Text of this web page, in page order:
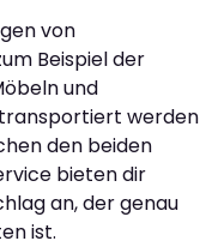
von
Beispiel der
und
werden
den beiden
bieten dir
an, der genau
ist.